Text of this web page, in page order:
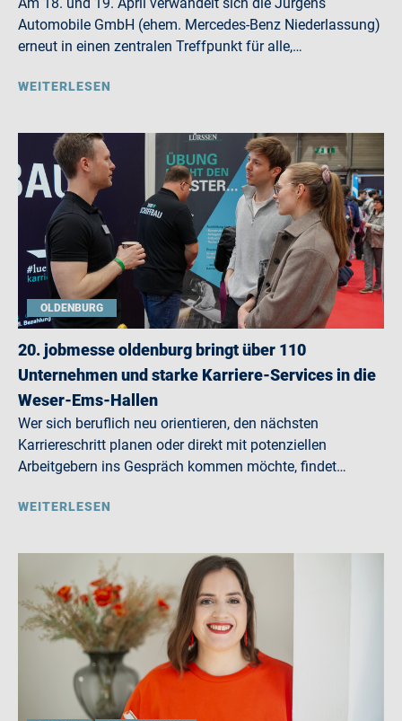
Automobile GmbH (ehem. Mercedes-Benz Niederlassung)
erneut in einen zentralen Treffpunkt für alle,…
WEITERLESEN
OLDENBURG
20. jobmesse oldenburg bringt über 110
Unternehmen und starke Karriere-Services in die
Weser-Ems-Hallen
Wer sich beruflich neu orientieren, den nächsten
Karriereschritt planen oder direkt mit potenziellen
Arbeitgebern ins Gespräch kommen möchte, findet…
WEITERLESEN